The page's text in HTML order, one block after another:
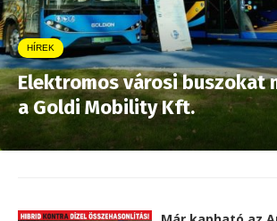
HÍREK
Elektromos városi buszokat
a Goldi Mobility Kft.